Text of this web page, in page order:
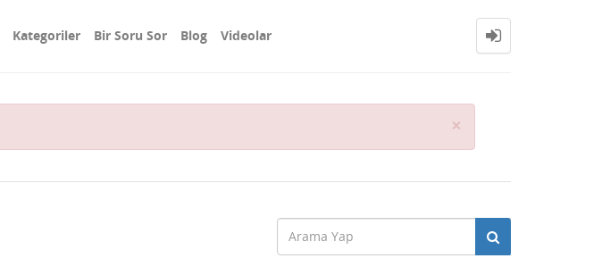
Kategoriler Bir Soru Sor Blog Videolar
×